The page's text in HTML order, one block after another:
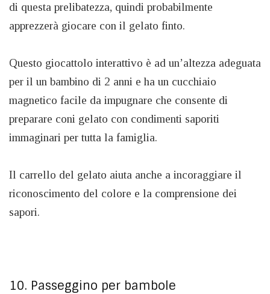
di questa prelibatezza, quindi probabilmente
apprezzerà giocare con il gelato finto.
Questo giocattolo interattivo è ad un’altezza adeguata
per il un bambino di 2 anni e ha un cucchiaio
magnetico facile da impugnare che consente di
preparare coni gelato con condimenti saporiti
immaginari per tutta la famiglia.
Il carrello del gelato aiuta anche a incoraggiare il
riconoscimento del colore e la comprensione dei
sapori.
10. Passeggino per bambole